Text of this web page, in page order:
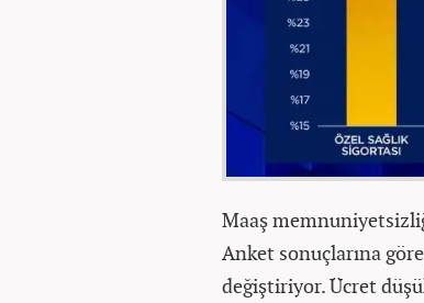
Maaş
Anket sonuçlarına
değiştiriyor. Ücret